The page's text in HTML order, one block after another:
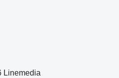
Linemedia